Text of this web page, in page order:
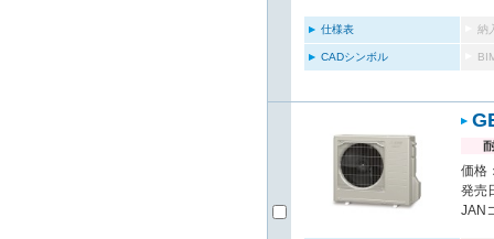
仕様表 納
CADシンボル
価格
発売
JAN